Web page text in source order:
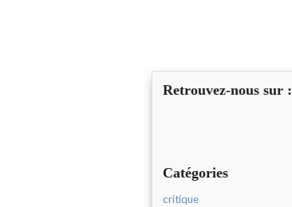
Retrouvez-nous sur :
Catégories
critique